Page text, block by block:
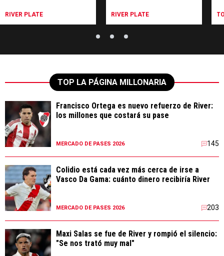
RIVER PLATE RIVER PLATE
TOP LA PÁGINA MILLONARIA
Francisco Ortega es nuevo refuerzo de River:
los millones que costará su pase
MERCADO DE PASES 2026 145
Colidio está cada vez más cerca de irse a
Vasco Da Gama: cuánto dinero recibiría River
MERCADO DE PASES 2026 203
Maxi Salas se fue de River y rompió el silencio:
"Se nos trató muy mal"